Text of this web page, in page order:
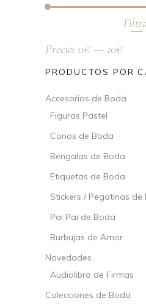
Precio: 0€ — 10€
PRODUCTOS POR
Accesorios de Boda
Figuras Pastel
Conos de Boda
Bengalas de Boda
Etiquetas de Boda
Stickers / Pegatinas de
Pai Pai de Boda
Burbujas de Amor
Novedades
Audiolibro de Firmas
Colecciones de Boda